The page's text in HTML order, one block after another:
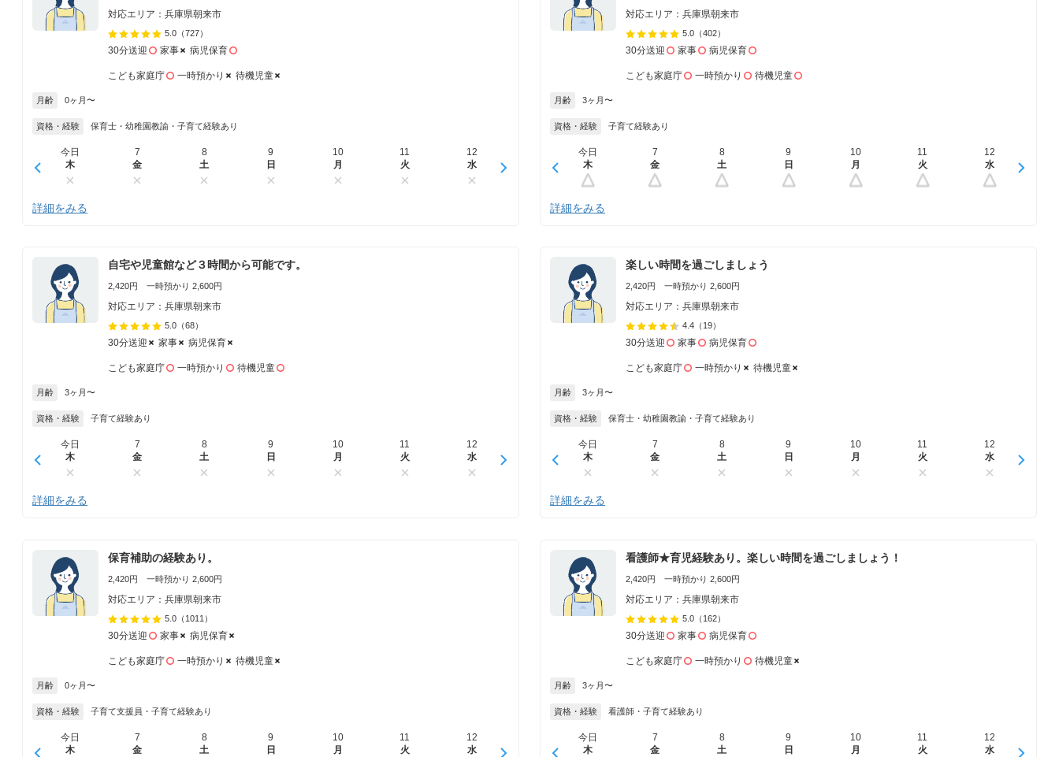
対応エリア：兵庫県朝来市
5.0 （727）
30分送迎 家事 病児保育
こども家庭庁 一時預かり 待機児童
月齢 0ヶ月〜
資格・経験 保育士・幼稚園教諭・子育て経験あり
今日
木
7
金
8
土
9
日
10
月
11
火
12
水
詳細をみる
対応エリア：兵庫県朝来市
5.0 （402）
30分送迎 家事 病児保育
こども家庭庁 一時預かり 待機児童
月齢 3ヶ月〜
資格・経験 子育て経験あり
今日
木
7
金
8
土
9
日
10
月
11
火
12
水
詳細をみる
自宅や児童館など３時間から可能です。
2,420円 一時預かり 2,600円
対応エリア：兵庫県朝来市
5.0 （68）
30分送迎 家事 病児保育
こども家庭庁 一時預かり 待機児童
月齢 3ヶ月〜
資格・経験 子育て経験あり
今日
木
7
金
8
土
9
日
10
月
11
火
12
水
詳細をみる
楽しい時間を過ごしましょう
2,420円 一時預かり 2,600円
対応エリア：兵庫県朝来市
4.4 （19）
30分送迎 家事 病児保育
こども家庭庁 一時預かり 待機児童
月齢 3ヶ月〜
資格・経験 保育士・幼稚園教諭・子育て経験あり
今日
木
7
金
8
土
9
日
10
月
11
火
12
水
詳細をみる
保育補助の経験あり。
2,420円 一時預かり 2,600円
対応エリア：兵庫県朝来市
5.0 （1011）
30分送迎 家事 病児保育
こども家庭庁 一時預かり 待機児童
月齢 0ヶ月〜
資格・経験 子育て支援員・子育て経験あり
今日
木
7
金
8
土
9
日
10
月
11
火
12
水
看護師★育児経験あり。楽しい時間を過ごしましょう！
2,420円 一時預かり 2,600円
対応エリア：兵庫県朝来市
5.0 （162）
30分送迎 家事 病児保育
こども家庭庁 一時預かり 待機児童
月齢 3ヶ月〜
資格・経験 看護師・子育て経験あり
今日
木
7
金
8
土
9
日
10
月
11
火
12
水